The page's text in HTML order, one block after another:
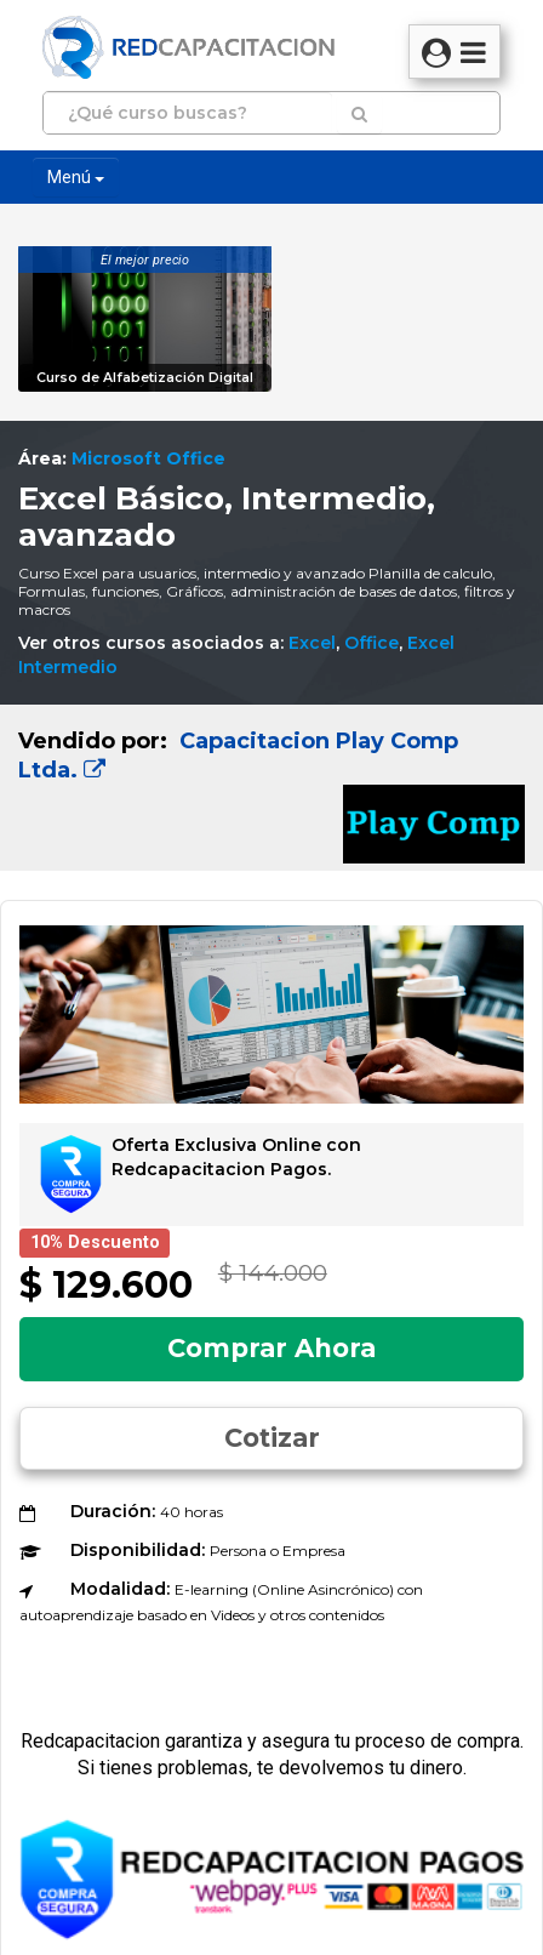
Menú
El mejor precio
Curso de Alfabetización Digital
Área: Microsoft Office
Excel Básico, Intermedio,
avanzado
Curso Excel para usuarios, intermedio y avanzado Planilla de calculo,
Formulas, funciones, Gráficos, administración de bases de datos, filtros y
macros
Ver otros cursos asociados a: Excel, Office, Excel
Intermedio
Vendido por: Capacitacion Play Comp
Ltda.
Oferta Exclusiva Online con
Redcapacitacion Pagos.
10% Descuento
$ 129.600 $ 144.000
Comprar Ahora
Cotizar
Duración: 40 horas
Disponibilidad: Persona o Empresa
Modalidad: E-learning (Online Asincrónico) con
autoaprendizaje basado en Videos y otros contenidos
Redcapacitacion garantiza y asegura tu proceso de compra.
Si tienes problemas, te devolvemos tu dinero.